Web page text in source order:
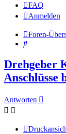
FAQ
Anmelden
Foren-
Suche
Drehgeber
Antworten